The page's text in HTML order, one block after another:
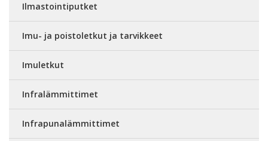
Ilmastointiputket
Imu- ja poistoletkut ja tarvikkeet
Imuletkut
Infralämmittimet
Infrapunalämmittimet